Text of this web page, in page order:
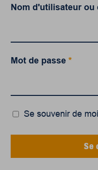
Nom d'utilisateur
Mot de passe*
Se souvenir de moi
Se